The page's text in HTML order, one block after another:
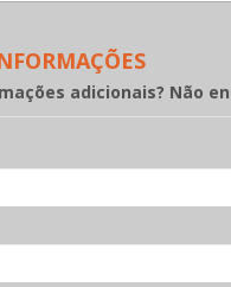
adicionais? Não